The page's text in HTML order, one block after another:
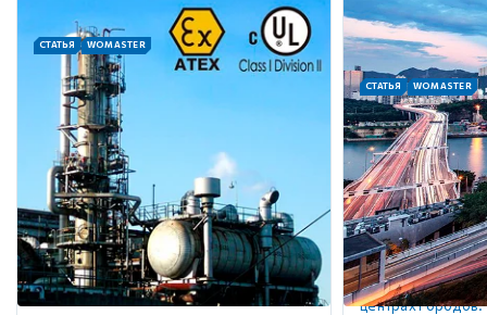
СТАТЬЯ WOMASTER
Применение коммутаторов
WoMaster в нефтегазовой
отрасли
Проводное и беспроводное
оборудование для передачи данных
WoMaster отличается прочной
конструкцией и использованием
передовых технологий, что делает их
идеально подходящими для суровых
условий окружающей среды
нефтегазовой промышленности.
СТАТЬЯ WOMASTER
систем (ИТС)
Прочная
WoMaster
работу в
позволяет
автомагистралей,
центрах городов.